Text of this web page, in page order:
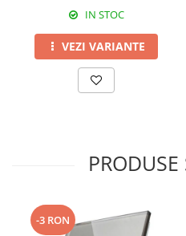
IN STOC
VEZI VARIANTE
-3 RON